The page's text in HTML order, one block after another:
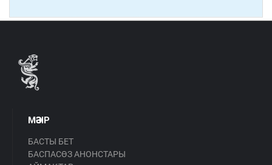
МӘЗІР
БАСТЫ БЕТ
БАСПАСӨЗ АНОНСТАРЫ